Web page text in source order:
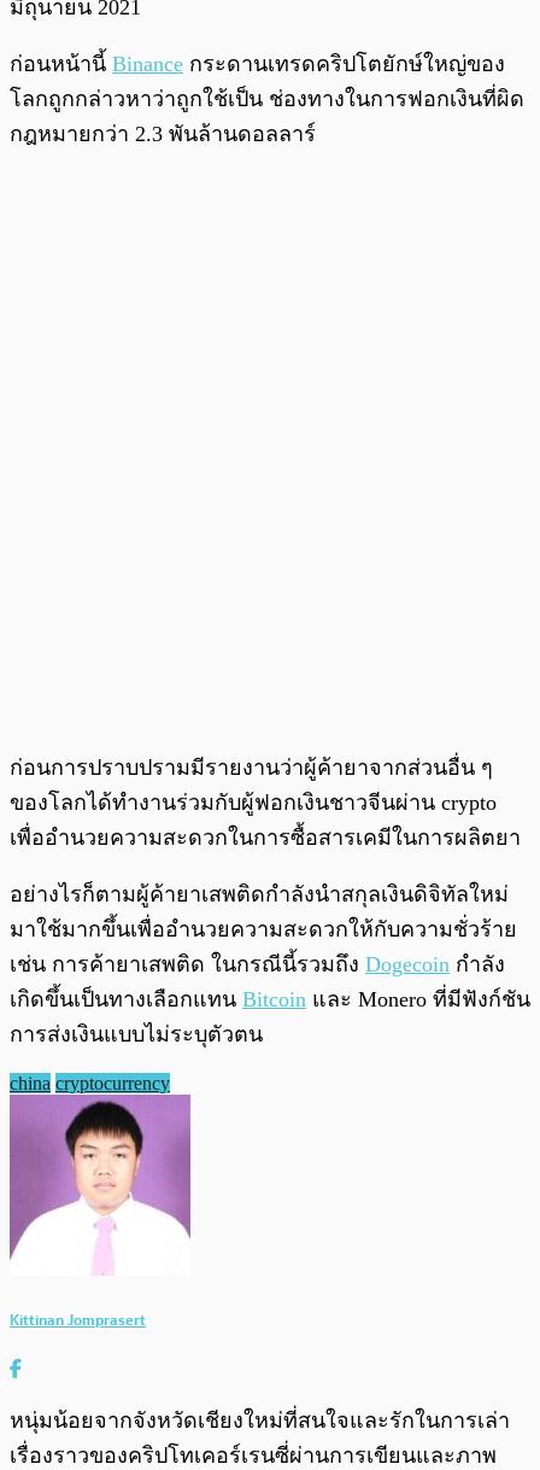
มิถุนายน 2021
ก่อนหน้านี้ Binance กระดานเทรดคริปโตยักษ์ใหญ่ของ
โลกถูกกล่าวหาว่าถูกใช้เป็น ช่องทางในการฟอกเงินที่ผิด
กฎหมายกว่า 2.3 พันล้านดอลลาร์
ก่อนการปราบปรามมีรายงานว่าผู้ค้ายาจากส่วนอื่น ๆ
ของโลกได้ทำงานร่วมกับผู้ฟอกเงินชาวจีนผ่าน crypto
เพื่ออำนวยความสะดวกในการซื้อสารเคมีในการผลิตยา
อย่างไรก็ตามผู้ค้ายาเสพติดกำลังนำสกุลเงินดิจิทัลใหม่
มาใช้มากขึ้นเพื่ออำนวยความสะดวกให้กับความชั่วร้าย
เช่น การค้ายาเสพติด ในกรณีนี้รวมถึง Dogecoin กำลัง
เกิดขึ้นเป็นทางเลือกแทน Bitcoin และ Monero ที่มีฟังก์ชัน
การส่งเงินแบบไม่ระบุตัวตน
china cryptocurrency
Kittinan Jomprasert
หนุ่มน้อยจากจังหวัดเชียงใหม่ที่สนใจและรักในการเล่า
เรื่องราวของคริปโทเคอร์เรนซี่ผ่านการเขียนและภาพ